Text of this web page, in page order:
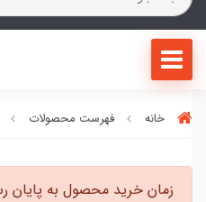
خانه فهرست محصولات
زمان خرید محصول به پایان